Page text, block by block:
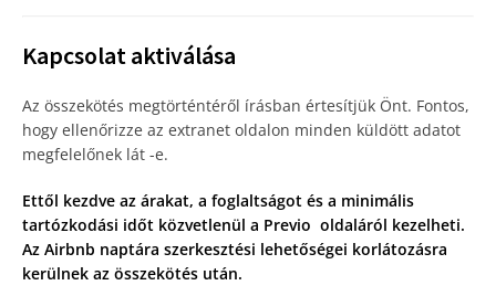
Kapcsolat aktiválása
Az összekötés megtörténtéről írásban értesítjük Önt. Fontos,
hogy ellenőrizze az extranet oldalon minden küldött adatot
megfelelőnek lát -e.
Ettől kezdve az árakat, a foglaltságot és a minimális
tartózkodási időt közvetlenül a Previo oldaláról kezelheti.
Az Airbnb naptára szerkesztési lehetőségei korlátozásra
kerülnek az összekötés után.